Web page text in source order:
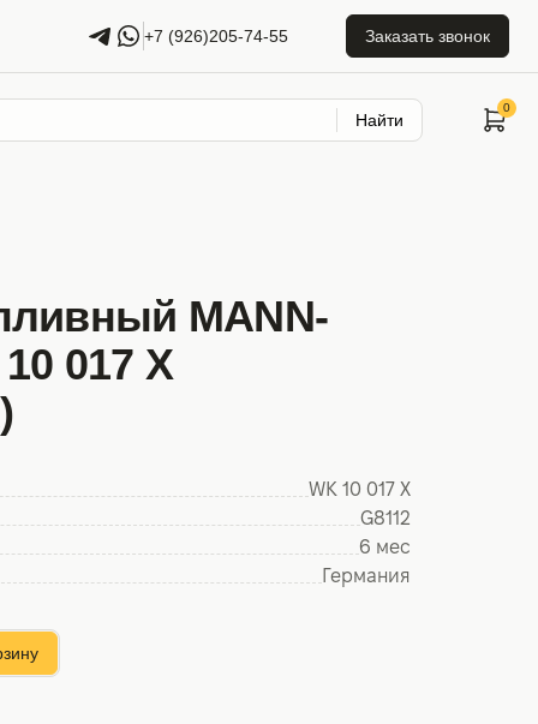
+7 (926)205-74-55 Заказать звонок
Найти
MANN-
017 X
WK 10 017 X
G8112
6 мес
Германия